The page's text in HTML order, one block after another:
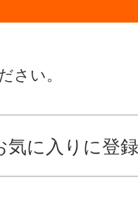
さい。
気に入りに登録